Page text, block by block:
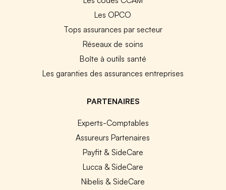
Les OPCO
Tops assurances par secteur
Réseaux de soins
Boîte à outils santé
Les garanties des assurances entreprises
PARTENAIRES
Experts-Comptables
Assureurs Partenaires
Payfit & SideCare
Lucca & SideCare
Nibelis & SideCare